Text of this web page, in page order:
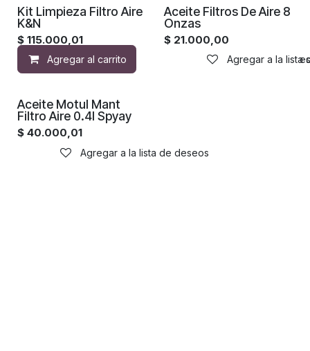
Kit Limpieza Filtro Aire
K&N
$ 115.000,01
Agregar al carrito Agregar a la lista de
Aceite Filtros De Aire 8
Onzas
$ 21.000,00
Agregar a la lista
Aceite Motul Mant
Filtro Aire 0.4l Spyay
$ 40.000,01
Agregar a la lista de deseos